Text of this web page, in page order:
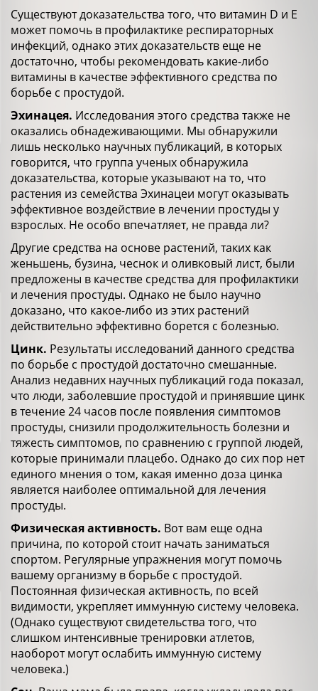
Существуют доказательства того, что витамин D и E
может помочь в профилактике респираторных
инфекций, однако этих доказательств еще не
достаточно, чтобы рекомендовать какие-либо
витамины в качестве эффективного средства по
борьбе с простудой.
Эхинацея. Исследования этого средства также не
оказались обнадеживающими. Мы обнаружили
лишь несколько научных публикаций, в которых
говорится, что группа ученых обнаружила
доказательства, которые указывают на то, что
растения из семейства Эхинацеи могут оказывать
эффективное воздействие в лечении простуды у
взрослых. Не особо впечатляет, не правда ли?
Другие средства на основе растений, таких как
женьшень, бузина, чеснок и оливковый лист, были
предложены в качестве средства для профилактики
и лечения простуды. Однако не было научно
доказано, что какое-либо из этих растений
действительно эффективно борется с болезнью.
Цинк. Результаты исследований данного средства
по борьбе с простудой достаточно смешанные.
Анализ недавних научных публикаций года показал,
что люди, заболевшие простудой и принявшие цинк
в течение 24 часов после появления симптомов
простуды, снизили продолжительность болезни и
тяжесть симптомов, по сравнению с группой людей,
которые принимали плацебо. Однако до сих пор нет
единого мнения о том, какая именно доза цинка
является наиболее оптимальной для лечения
простуды.
Физическая активность. Вот вам еще одна
причина, по которой стоит начать заниматься
спортом. Регулярные упражнения могут помочь
вашему организму в борьбе с простудой.
Постоянная физическая активность, по всей
видимости, укрепляет иммунную систему человека.
(Однако существуют свидетельства того, что
слишком интенсивные тренировки атлетов,
наоборот могут ослабить иммунную систему
человека.)